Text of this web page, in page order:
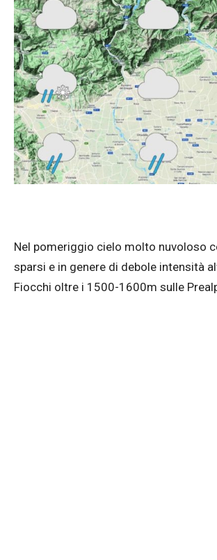
Nel pomeriggio cielo molto nuvoloso
sparsi e in genere di debole intensità
Fiocchi oltre i 1500-1600m sulle